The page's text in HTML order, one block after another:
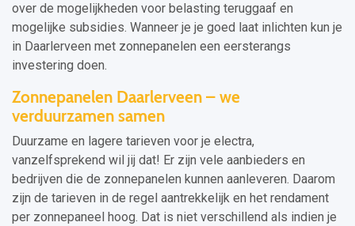
over de mogelijkheden voor belasting teruggaaf en
mogelijke subsidies. Wanneer je je goed laat inlichten kun je
in Daarlerveen met zonnepanelen een eersterangs
investering doen.
Zonnepanelen Daarlerveen – we
verduurzamen samen
Duurzame en lagere tarieven voor je electra,
vanzelfsprekend wil jij dat! Er zijn vele aanbieders en
bedrijven die de zonnepanelen kunnen aanleveren. Daarom
zijn de tarieven in de regel aantrekkelijk en het rendament
per zonnepaneel hoog. Dat is niet verschillend als indien je